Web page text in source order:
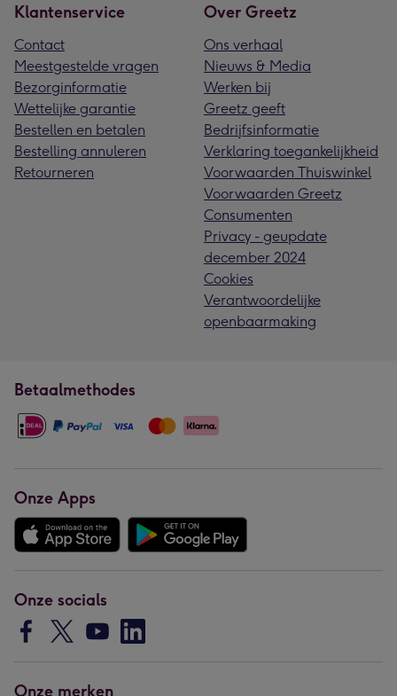
Klantenservice
Contact
Meestgestelde vragen
Bezorginformatie
Wettelijke garantie
Bestellen en betalen
Bestelling annuleren
Retourneren
Over Greetz
Ons verhaal
Nieuws & Media
Werken bij
Greetz geeft
Bedrijfsinformatie
Verklaring toegankelijkheid
Voorwaarden Thuiswinkel
Voorwaarden Greetz
Consumenten
Privacy - geupdate
december 2024
Cookies
Verantwoordelijke
openbaarmaking
Betaalmethodes
Onze Apps
Onze socials
Onze merken